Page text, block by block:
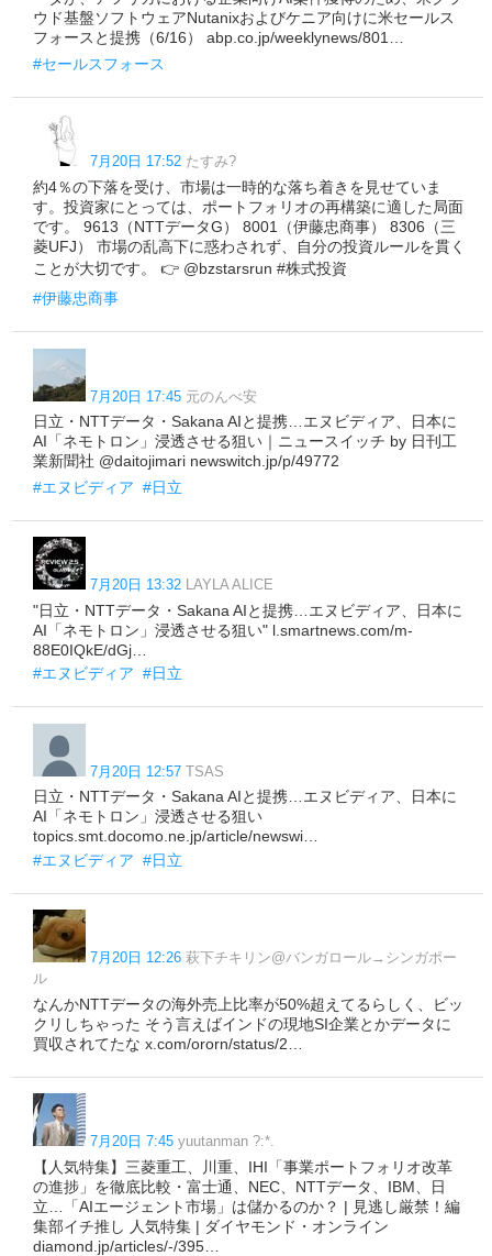
ウド基盤ソフトウェアNutanixおよびケニア向けに米セールス
フォースと提携（6/16） abp.co.jp/weeklynews/801…
#セールスフォース
7月20日 17:52 たすみ?
約4％の下落を受け、市場は一時的な落ち着きを見せていま
す。投資家にとっては、ポートフォリオの再構築に適した局面
です。 9613（NTTデータG） 8001（伊藤忠商事） 8306（三
菱UFJ） 市場の乱高下に惑わされず、自分の投資ルールを貫く
ことが大切です。 👉 @bzstarsrun #株式投資
#伊藤忠商事
7月20日 17:45 元のんべ安
日立・NTTデータ・Sakana AIと提携…エヌビディア、日本に
AI「ネモトロン」浸透させる狙い｜ニュースイッチ by 日刊工
業新聞社 @daitojimari newswitch.jp/p/49772
#エヌビディア #日立
7月20日 13:32 LAYLA ALICE
"日立・NTTデータ・Sakana AIと提携…エヌビディア、日本に
AI「ネモトロン」浸透させる狙い" l.smartnews.com/m-
88E0IQkE/dGj…
#エヌビディア #日立
7月20日 12:57 TSAS
日立・NTTデータ・Sakana AIと提携…エヌビディア、日本に
AI「ネモトロン」浸透させる狙い
topics.smt.docomo.ne.jp/article/newswi…
#エヌビディア #日立
7月20日 12:26 萩下チキリン@バンガロール→シンガポー
ル
なんかNTTデータの海外売上比率が50%超えてるらしく、ビッ
クリしちゃった そう言えばインドの現地SI企業とかデータに
買収されてたな x.com/ororn/status/2…
7月20日 7:45 yuutanman ?:*.
【人気特集】三菱重工、川重、IHI「事業ポートフォリオ改革
の進捗」を徹底比較・富士通、NEC、NTTデータ、IBM、日
立…「AIエージェント市場」は儲かるのか？ | 見逃し厳禁！編
集部イチ推し 人気特集 | ダイヤモンド・オンライン
diamond.jp/articles/-/395…